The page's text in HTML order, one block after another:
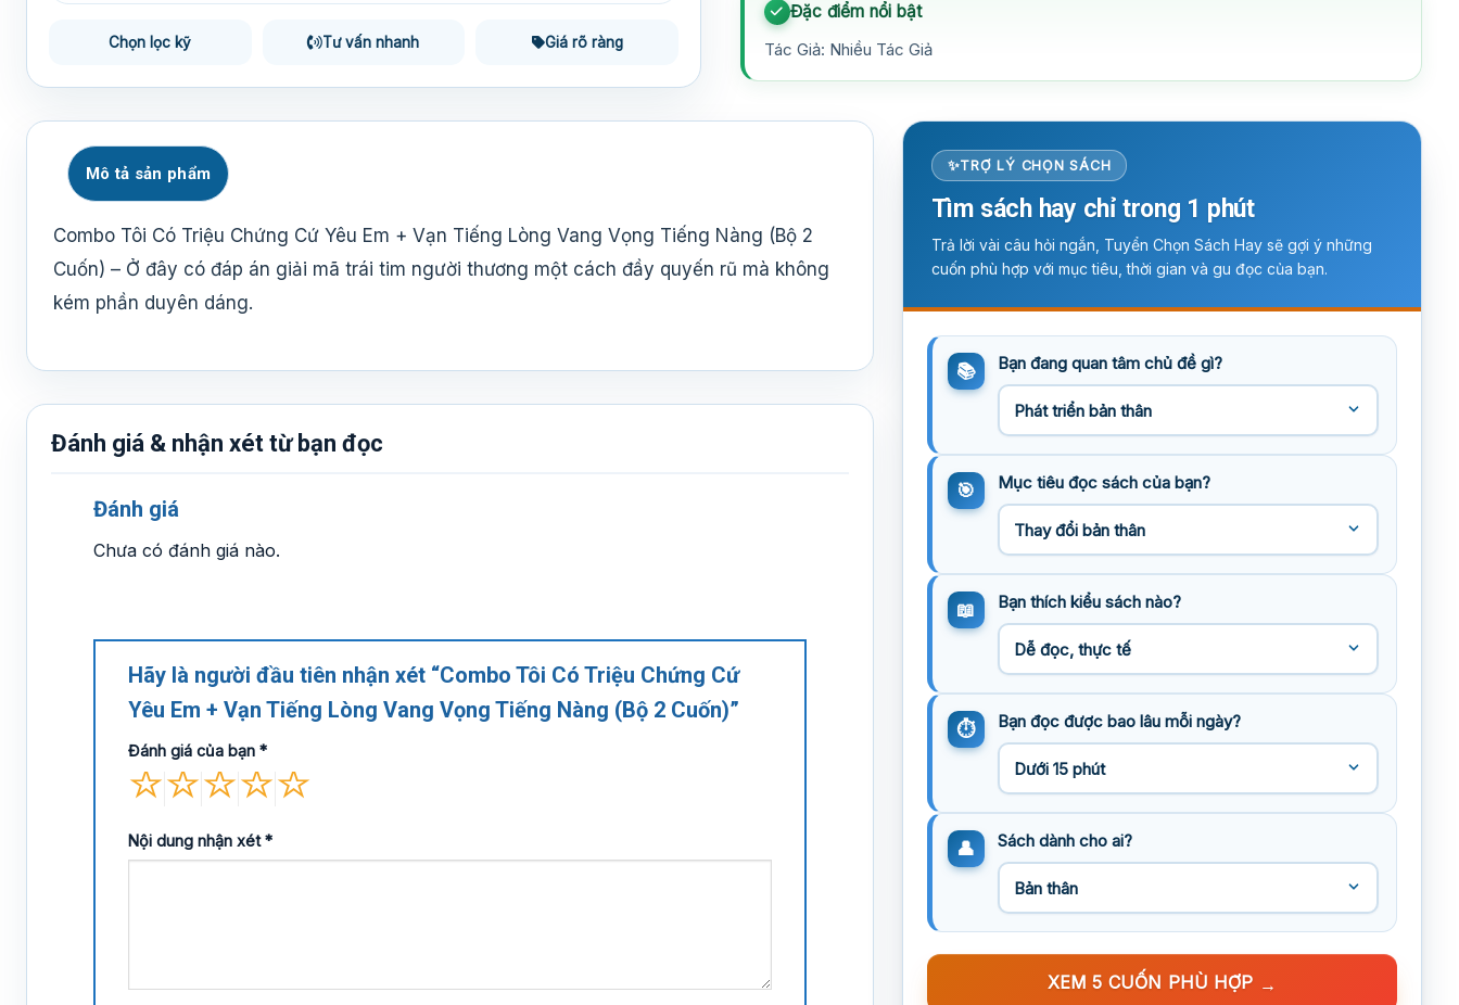
Chọn lọc kỹ Tư vấn nhanh Giá rõ ràng
Đặc điểm nổi bật
Tác Giả: Nhiều Tác Giả
Mô tả sản phẩm
Combo Tôi Có Triệu Chứng Cứ Yêu Em + Vạn Tiếng Lòng Vang Vọng Tiếng Nàng (Bộ 2
Cuốn) – Ở đây có đáp án giải mã trái tim người thương một cách đầy quyến rũ mà không
kém phần duyên dáng.
Đánh giá & nhận xét từ bạn đọc
Đánh giá
Chưa có đánh giá nào.
Hãy là người đầu tiên nhận xét “Combo Tôi Có Triệu Chứng Cứ
Yêu Em + Vạn Tiếng Lòng Vang Vọng Tiếng Nàng (Bộ 2 Cuốn)”
Đánh giá của bạn *
Nội dung nhận xét*
TRỢ LÝ CHỌN SÁCH
Tìm sách hay chỉ trong 1 phút
Trả lời vài câu hỏi ngắn, Tuyển Chọn Sách Hay sẽ gợi ý những
cuốn phù hợp với mục tiêu, thời gian và gu đọc của bạn.
Bạn đang quan tâm chủ đề gì?
Mục tiêu đọc sách của bạn?
Bạn thích kiểu sách nào?
Bạn đọc được bao lâu mỗi ngày?
Sách dành cho ai?
XEM 5 CUỐN PHÙ HỢP →